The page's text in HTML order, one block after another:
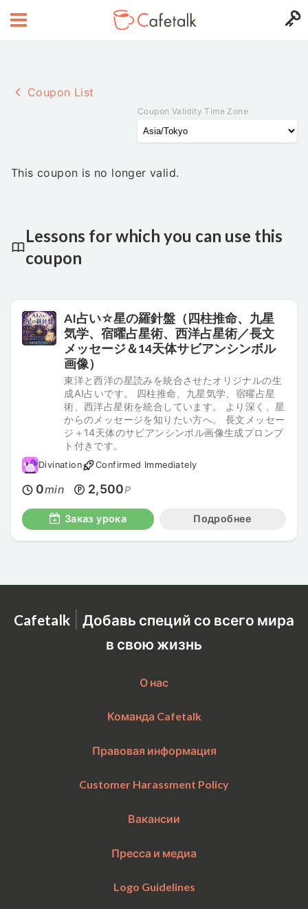
Coupon List
Coupon Validity Time Zone
This coupon is no longer valid.
Lessons for which you can use this
coupon
AI占い☆星の羅針盤（四柱推命、九星
気学、宿曜占星術、西洋占星術／長文
メッセージ＆14天体サビアンシンボル
画像）
東洋と西洋の星読みを統合させたオリジナルの生
成AI占いです。 四柱推命、九星気学、宿曜占星
術、西洋占星術を統合しています。 より深く、星
からのメッセージを知りたい方へ。 長文メッセー
ジ＋14天体のサビアンシンボル画像生成プロンプ
ト付きです。
Divination Confirmed Immediately
0min 2,500P
Заказ урока Подробнее
Cafetalk | Добавь специй со всего мира
в свою жизнь
О нас
Команда Cafetalk
Правовая информация
Customer Harassment Policy
Вакансии
Пресса и медиа
Logo Guidelines